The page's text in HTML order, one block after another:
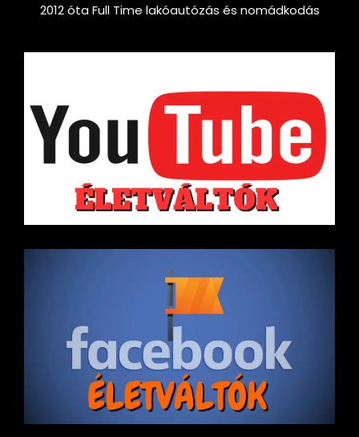
2012 óta Full Time lakóautózás és nomádkodás